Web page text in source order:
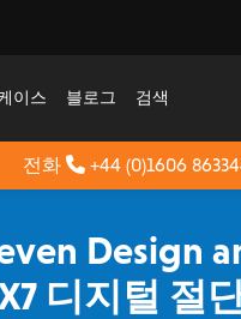
이스 블로그 검색
전화 +44 (0)1606
Design
X7 디지털 절